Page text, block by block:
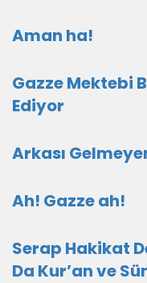
Aman ha!
Gazze Mektebi
Ediyor
Arkası
Ah! Gazze ah!
Serap Hakikat
Da Kur’an ve